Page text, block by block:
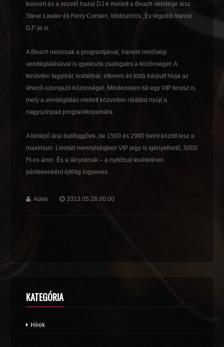
koncert és a vezető hazai DJ-k mellett a Beach vendége lesz
Steve Lawler és Ferry Corsten, többszörös „Év legjobb trance
DJ”-je is.
A Beach nemcsak a programjaival, hanem minőségi
vendéglátásával is igyekszik csalogatni a közönséget. A
területen fagyibár, koktélbár, étterem és több bárpult hívja az
éhező-szomjazó közönséget. Mindezeken túl egy VIP terasz is,
mely a vendéglátás mellett közvetlen rálátást nyújt a
nagyszínpad programfolyamára.
A belépő árai bulifüggőek, de 1500 és 2990 forint között lesz a
maximum. Limitált mennyiségben VIP jegy is igényelhető, 5000
Ft-os áron. És a lányoknak – a nyitóbuli kivételével-
péntekenként éjfélig ingyenes.
Adee 2013.05.28 00:00
KATEGÓRIA
Hírek